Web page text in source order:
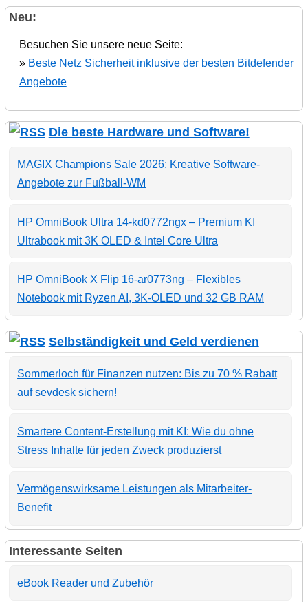
Neu:
Besuchen Sie unsere neue Seite:
» Beste Netz Sicherheit inklusive der besten Bitdefender
Angebote
Die beste Hardware und Software!
MAGIX Champions Sale 2026: Kreative Software-
Angebote zur Fußball-WM
HP OmniBook Ultra 14-kd0772ngx – Premium KI
Ultrabook mit 3K OLED & Intel Core Ultra
HP OmniBook X Flip 16-ar0773ng – Flexibles
Notebook mit Ryzen AI, 3K-OLED und 32 GB RAM
Selbständigkeit und Geld verdienen
Sommerloch für Finanzen nutzen: Bis zu 70 % Rabatt
auf sevdesk sichern!
Smartere Content-Erstellung mit KI: Wie du ohne
Stress Inhalte für jeden Zweck produzierst
Vermögenswirksame Leistungen als Mitarbeiter-
Benefit
Interessante Seiten
eBook Reader und Zubehör